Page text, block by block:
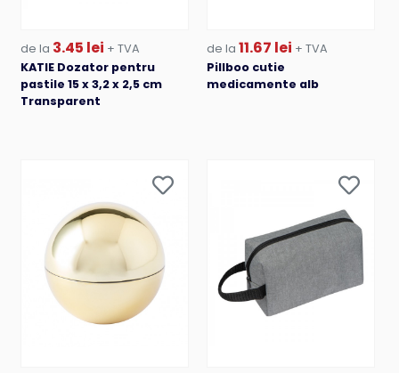
de la 3.45 lei + TVA
KATIE Dozator pentru
pastile 15 x 3,2 x 2,5 cm
Transparent
de la 11.67 lei + TVA
Pillboo cutie
medicamente alb